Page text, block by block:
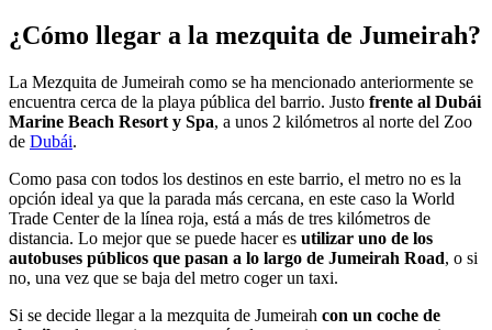
¿Cómo llegar a la mezquita de Jumeirah?
La Mezquita de Jumeirah como se ha mencionado anteriormente se
encuentra cerca de la playa pública del barrio. Justo frente al Dubái
Marine Beach Resort y Spa, a unos 2 kilómetros al norte del Zoo
de Dubái.
Como pasa con todos los destinos en este barrio, el metro no es la
opción ideal ya que la parada más cercana, en este caso la World
Trade Center de la línea roja, está a más de tres kilómetros de
distancia. Lo mejor que se puede hacer es utilizar uno de los
autobuses públicos que pasan a lo largo de Jumeirah Road, o si
no, una vez que se baja del metro coger un taxi.
Si se decide llegar a la mezquita de Jumeirah con un coche de